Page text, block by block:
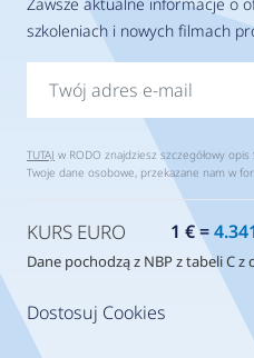
Dostosuj Cookies
Zawsze aktualne informacje o
szkoleniach i nowych filmach
TUTAJ w RODO znajdziesz szczegółowy
Twoje dane osobowe, przekazane nam w
KURS EURO 1 € =
Dane pochodzą z NBP z tabeli C z